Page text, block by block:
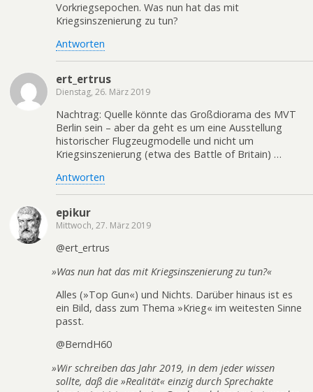
Vorkriegsepochen. Was nun hat das mit
Kriegsinszenierung zu tun?
Antworten
ert_ertrus
Dienstag, 26. März 2019
Nachtrag: Quelle könnte das Großdiorama des MVT
Berlin sein – aber da geht es um eine Ausstellung
historischer Flugzeugmodelle und nicht um
Kriegsinszenierung (etwa des Battle of Britain) …
Antworten
epikur
Mittwoch, 27. März 2019
@ert_ertrus
»Was nun hat das mit Kriegsinszenierung zu tun?«
Alles (»Top Gun«) und Nichts. Darüber hinaus ist es
ein Bild, dass zum Thema »Krieg« im weitesten Sinne
passt.
@BerndH60
»Wir schreiben das Jahr 2019, in dem jeder wissen
sollte, daß die »Realität« einzig durch Sprechakte